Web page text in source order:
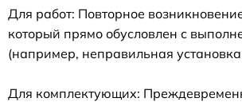
Для работ: Повторное
который прямо обусловлен с
(например, неправильная установка
Для комплектующих: